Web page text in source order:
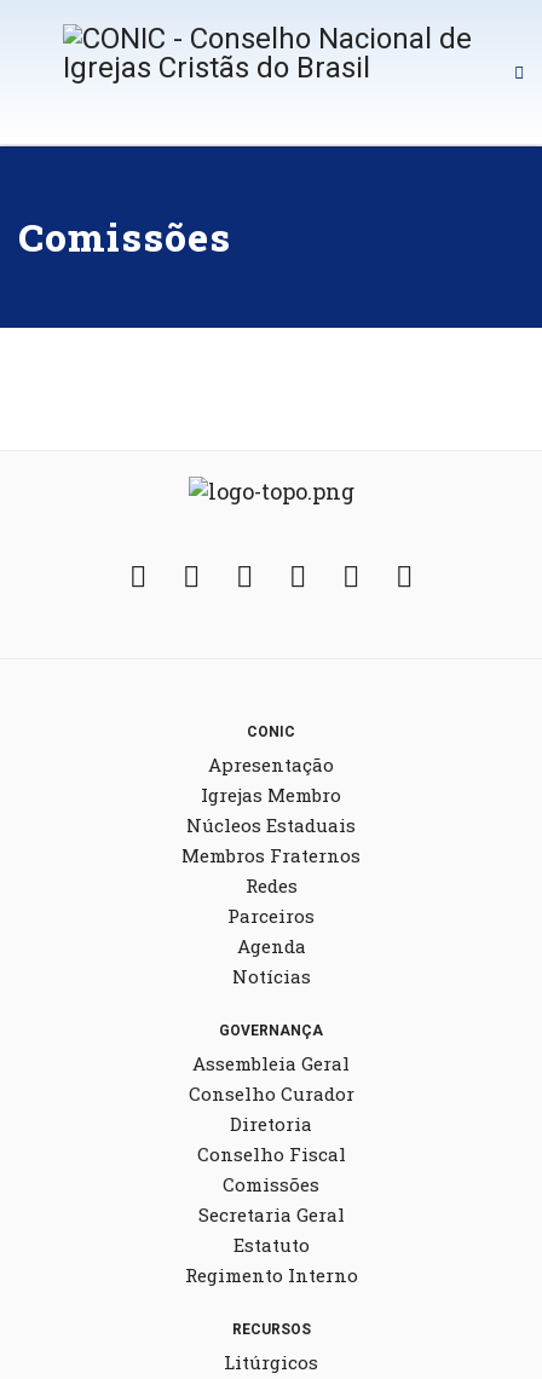
Comissões
FacebookTwitter Instagram
YouTubeFickr
CONIC
Apresentação
Igrejas Membro
Núcleos Estaduais
Membros Fraternos
Redes
Parceiros
Agenda
Notícias
GOVERNANÇA
Assembleia Geral
Conselho Curador
Diretoria
Conselho Fiscal
Comissões
Secretaria Geral
Estatuto
Regimento Interno
RECURSOS
Litúrgicos